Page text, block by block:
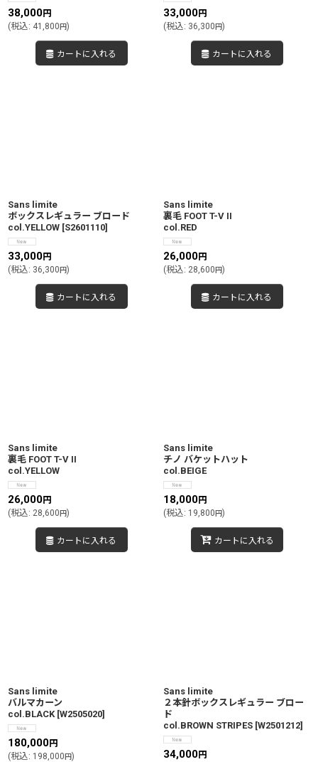
38,000円
(税込: 41,800円)
カートに入れる
33,000円
(税込: 36,300円)
カートに入れる
Sans limite
ボックスレギュラー ブロード
col.YELLOW [S2601110]
33,000円
(税込: 36,300円)
カートに入れる
Sans limite
裏毛 FOOT T-V II
col.RED
26,000円
(税込: 28,600円)
カートに入れる
Sans limite
裏毛 FOOT T-V II
col.YELLOW
26,000円
(税込: 28,600円)
カートに入れる
Sans limite
チノ バケットハット
col.BEIGE
18,000円
(税込: 19,800円)
カートに入れる
Sans limite
バルマカーン
col.BLACK [W2505020]
180,000円
(税込: 198,000円)
Sans limite
２本針ボックスレギュラー ブロー
ド
col.BROWN STRIPES [W2501212]
34,000円